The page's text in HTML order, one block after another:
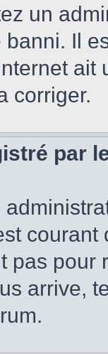
un
banni. Il
corriger.
par
pas
arrive,